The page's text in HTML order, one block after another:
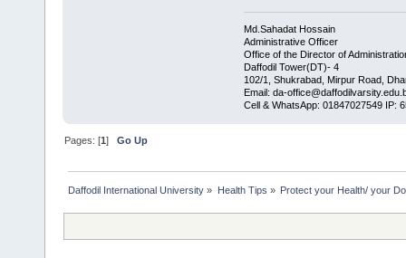
Md.Sahadat Hossain
Administrative Officer
Office of the Director of
Daffodil Tower(DT)- 4
102/1, Shukrabad, Mirpur Road,
Email: da-
Cell & WhatsApp: 01847027549 IP:
Pages: [1]Go Up
Daffodil International University » Health Tips » Protect your Health/ your